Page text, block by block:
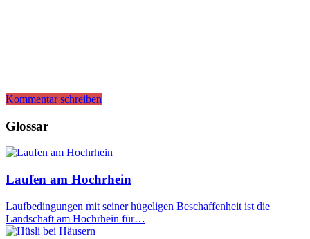
Kommentar schreiben
Glossar
Laufen am Hochrhein
Laufbedingungen mit seiner hügeligen Beschaffenheit ist die
Landschaft am Hochrhein für…